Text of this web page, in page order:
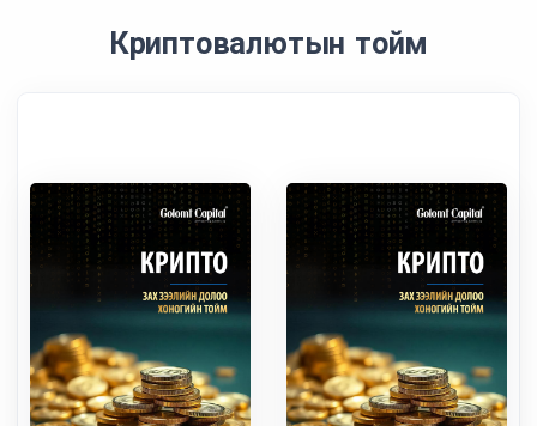
Криптовалютын тойм